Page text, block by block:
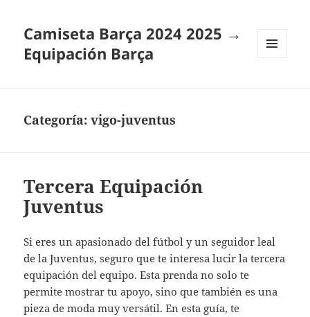
Camiseta Barça 2024 2025 →
Equipación Barça
Categoría:vigo-juventus
Tercera Equipación
Juventus
Si eres un apasionado del fútbol y un seguidor leal
de la Juventus, seguro que te interesa lucir la tercera
equipación del equipo. Esta prenda no solo te
permite mostrar tu apoyo, sino que también es una
pieza de moda muy versátil. En esta guía, te